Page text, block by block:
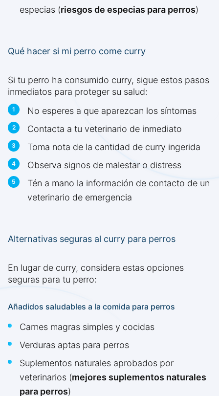
especias (riesgos de especias para perros)
Qué hacer si mi perro come curry
Si tu perro ha consumido curry, sigue estos pasos
inmediatos para proteger su salud:
No esperes a que aparezcan los síntomas
Contacta a tu veterinario de inmediato
Toma nota de la cantidad de curry ingerida
Observa signos de malestar o distress
Tén a mano la información de contacto de un
veterinario de emergencia
Alternativas seguras al curry para perros
En lugar de curry, considera estas opciones
seguras para tu perro:
Añadidos saludables a la comida para perros
Carnes magras simples y cocidas
Verduras aptas para perros
Suplementos naturales aprobados por
veterinarios (mejores suplementos naturales
para perros)